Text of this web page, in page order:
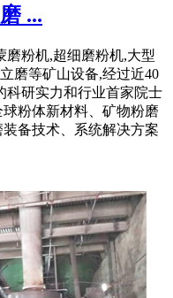
...
磨粉机,超细磨粉机,大型
磨等矿山设备,经过近40
科研实力和行业首家院士
粉体新材料、矿物粉磨
备技术、系统解决方案